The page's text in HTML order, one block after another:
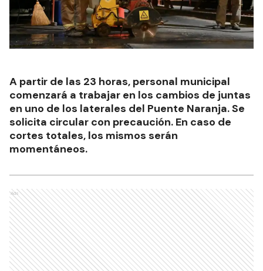
A partir de las 23 horas, personal municipal
comenzará a trabajar en los cambios de juntas
en uno de los laterales del Puente Naranja. Se
solicita circular con precaución. En caso de
cortes totales, los mismos serán
momentáneos.
Ads